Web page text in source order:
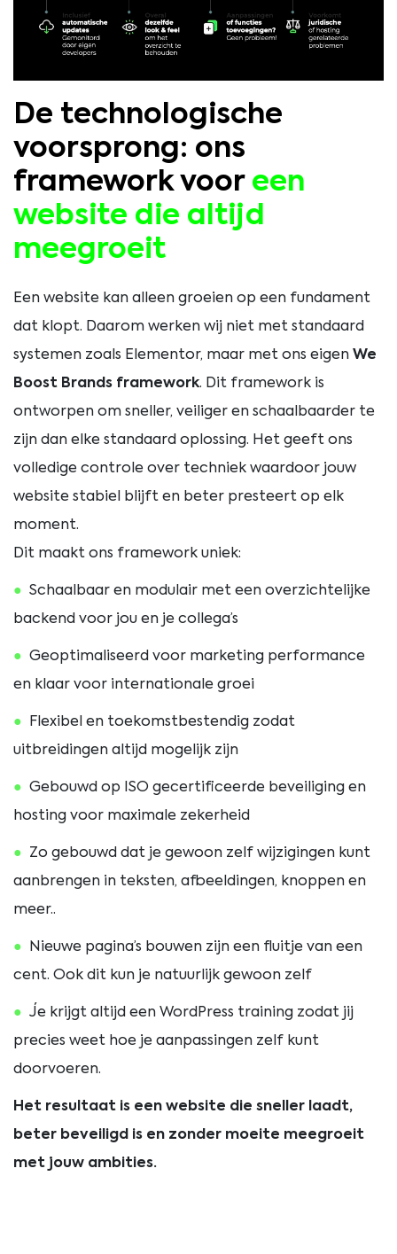
De technologische
voorsprong: ons
framework voor een
website die altijd
meegroeit
Een website kan alleen groeien op een fundament
dat klopt. Daarom werken wij niet met standaard
systemen zoals Elementor, maar met ons eigen We
Boost Brands framework. Dit framework is
ontworpen om sneller, veiliger en schaalbaarder te
zijn dan elke standaard oplossing. Het geeft ons
volledige controle over techniek waardoor jouw
website stabiel blijft en beter presteert op elk
moment.
Dit maakt ons framework uniek:
Schaalbaar en modulair met een overzichtelijke
backend voor jou en je collega’s
Geoptimaliseerd voor marketing performance
en klaar voor internationale groei
Flexibel en toekomstbestendig zodat
uitbreidingen altijd mogelijk zijn
Gebouwd op ISO gecertificeerde beveiliging en
hosting voor maximale zekerheid
Zo gebouwd dat je gewoon zelf wijzigingen kunt
aanbrengen in teksten, afbeeldingen, knoppen en
meer..
Nieuwe pagina’s bouwen zijn een fluitje van een
cent. Ook dit kun je natuurlijk gewoon zelf
Je krijgt altijd een WordPress training zodat jij
precies weet hoe je aanpassingen zelf kunt
doorvoeren.
Het resultaat is een website die sneller laadt,
beter beveiligd is en zonder moeite meegroeit
met jouw ambities.